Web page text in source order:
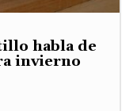
habla de
invierno